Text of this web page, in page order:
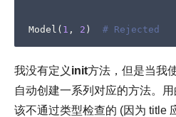
Model ( 1 , 2 ) # Rejected
我没有定义 init方法，但是当我
自动创建一系列对应的方法。
该不通过类型检查的 (因为 title